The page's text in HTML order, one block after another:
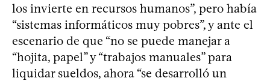
los invierte en recursos humanos”, pero había
“sistemas informáticos muy pobres”, y ante el
escenario de que “no se puede manejar a
“hojita, papel” y “trabajos manuales” para
liquidar sueldos, ahora “se desarrolló un